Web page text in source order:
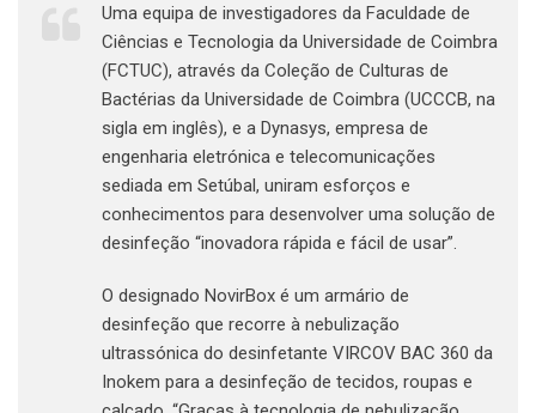
Uma equipa de investigadores da Faculdade de
Ciências e Tecnologia da Universidade de Coimbra
(FCTUC), através da Coleção de Culturas de
Bactérias da Universidade de Coimbra (UCCCB, na
sigla em inglês), e a Dynasys, empresa de
engenharia eletrónica e telecomunicações
sediada em Setúbal, uniram esforços e
conhecimentos para desenvolver uma solução de
desinfeção “inovadora rápida e fácil de usar”.
O designado NovirBox é um armário de
desinfeção que recorre à nebulização
ultrassónica do desinfetante VIRCOV BAC 360 da
Inokem para a desinfeção de tecidos, roupas e